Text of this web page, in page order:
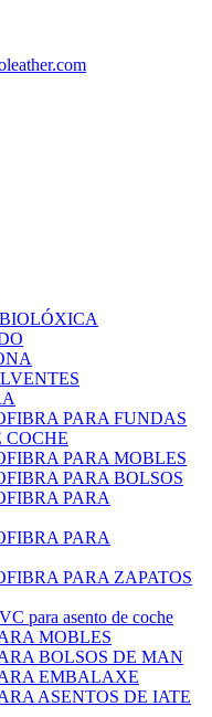
PARA FUNDAS
COCHE
PARA MOBLES
PARA BOLSOS
PARA
PARA
PARA ZAPATOS
para asento de coche
MOBLES
BOLSOS DE MAN
EMBALAXE
ASENTOS DE IATE